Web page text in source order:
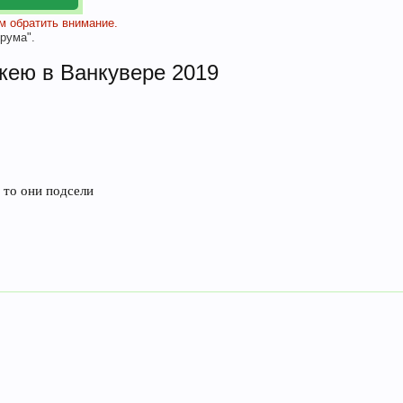
обратить внимание.
в Ванкувере 2019
они подсели